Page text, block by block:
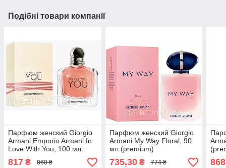
Подібні товари компанії
Парфюм женский Giorgio
Armani Emporio Armani In
Love With You, 100 мл.
(premium)
817 ₴ 860 ₴
Парфюм женский Giorgio
Armani My Way Floral, 90
мл.(premium)
735,30₴ 774 ₴